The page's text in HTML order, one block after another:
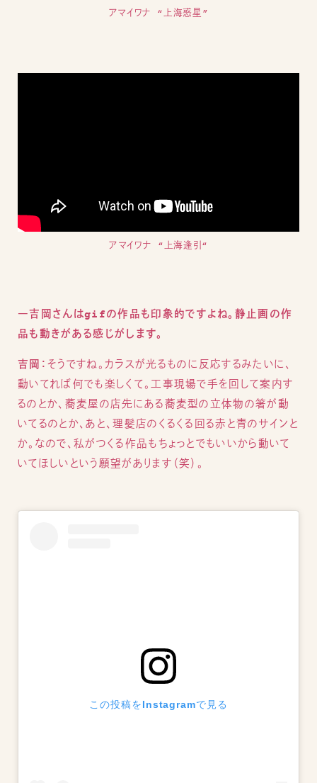
アマイワナ “上海惑星”
アマイワナ “上海逢引“
―吉岡さんはgifの作品も印象的ですよね。静止画の作
品も動きがある感じがします。
吉岡：そうですね。カラスが光るものに反応するみたいに、
動いてれば何でも楽しくて。工事現場で手を回して案内す
るのとか、蕎麦屋の店先にある蕎麦型の立体物の箸が動
いてるのとか、あと、理髪店のくるくる回る赤と青のサインと
か。なので、私がつくる作品もちょっとでもいいから動いて
いてほしいという願望があります（笑）。
この投稿をInstagramで見る